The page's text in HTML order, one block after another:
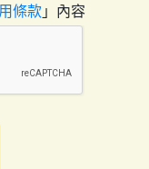
條款 」內容